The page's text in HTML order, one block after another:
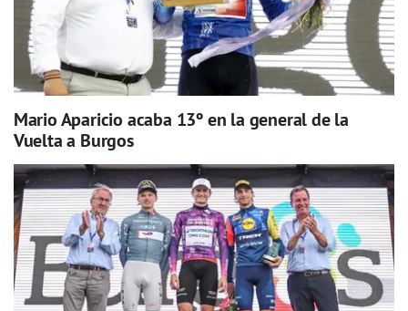
Mario Aparicio acaba 13º en la general de la
Vuelta a Burgos